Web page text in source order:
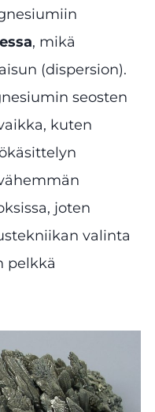
, mikä
(dispersion).
seosten
kuten
joten
valinta
pelkkä